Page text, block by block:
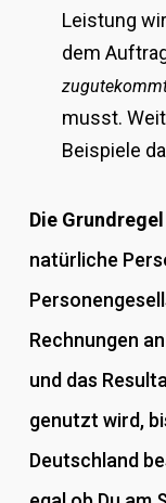
Leistung
dem
musst.
Beispiele
Die
natürliche
Rechnungen
und das
genutzt wird,
Deutschland